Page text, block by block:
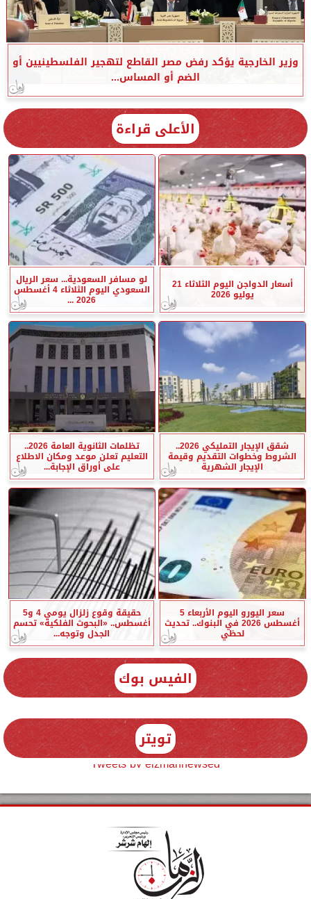
وزير الخارجية يؤكد رفض مصر القاطع لتهجير الفلسطينيين أو
الضم أو المساس...
الأعلى قراءة
أسعار الدواجن اليوم الثلاثاء 21
يوليو 2026
لو مسافر السعودية... سعر الريال
السعودي اليوم الثلاثاء 4 أغسطس
2026 ...
شقق الإيجار التمليكي 2026..
الشروط وخطوات التقديم وقيمة
الإيجار الشهرية
تظلمات الثانوية العامة 2026..
التعليم تعلن موعد ومكان الاطلاع
على أوراق الإجابة...
سعر اليورو اليوم الأربعاء 5
أغسطس 2026 في البنوك.. تحديث
لحظي
حقيقة وقوع زلزال يومي 4 و5
أغسطس.. «البحوث الفلكية» تحسم
الجدل وتوجه...
الفيس بوك
تويتر
Tweets by elzmannewseg